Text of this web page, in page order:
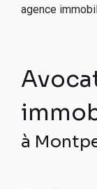
agence
à